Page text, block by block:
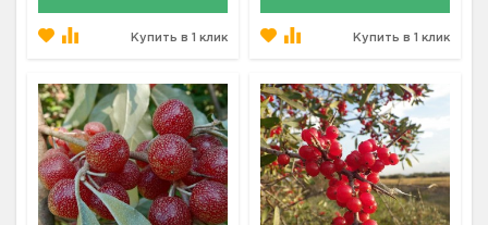
Купить в 1 клик Купить в 1 клик